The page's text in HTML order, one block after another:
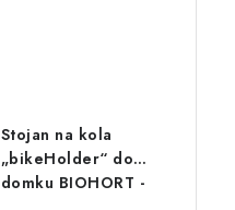
Stojan na kola
„bikeHolder“ do
domku BIOHORT -